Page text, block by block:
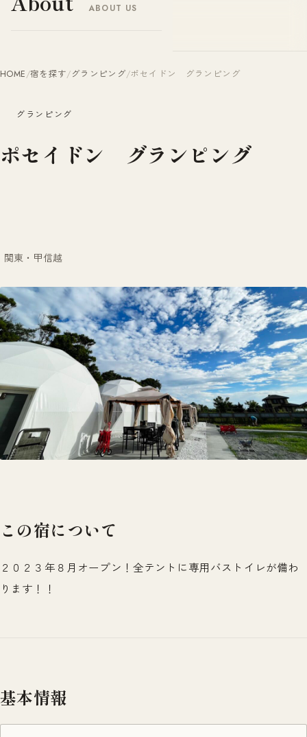
ABOUT US
HOME/宿を探す/グランピング/ポセイドン グランピング
グランピング
ポセイドン グランピング
関東・甲信越
この宿について
２０２３年８月オープン！全テントに専用バストイレが備わ
ります！！
基本情報